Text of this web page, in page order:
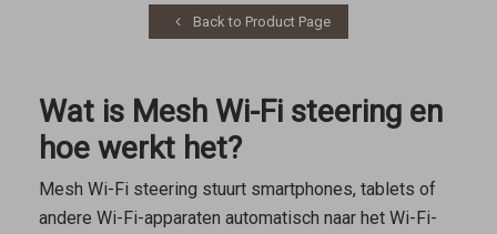
Back to Product Page
Wat is Mesh Wi-Fi steering en
hoe werkt het?
Mesh Wi-Fi steering stuurt smartphones, tablets of
andere Wi-Fi-apparaten automatisch naar het Wi-Fi-